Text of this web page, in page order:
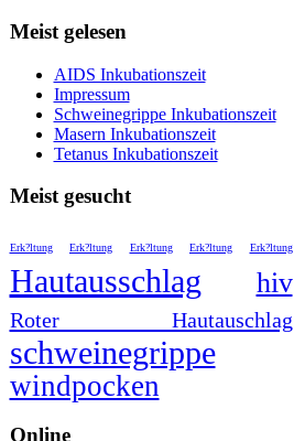
Meist gelesen
AIDS Inkubationszeit
Impressum
Schweinegrippe Inkubationszeit
Masern Inkubationszeit
Tetanus Inkubationszeit
Meist gesucht
Erk?ltung Erk?ltung Erk?ltung Erk?ltung Erk?ltung
Hautausschlag hiv
Roter Hautauschlag
schweinegrippe
windpocken
Online